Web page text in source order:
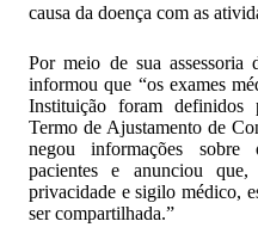
causa da doença com as
Por meio de sua assessoria
informou que “os exames
Instituição foram
Termo de Ajustamento de
negou informações
pacientes e anunciou
privacidade e sigilo médico,
ser compartilhada.”